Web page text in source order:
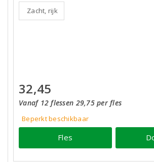
Zacht, rijk
32,45
Vanaf 12 flessen 29,75 per fles
Beperkt beschikbaar
Fles